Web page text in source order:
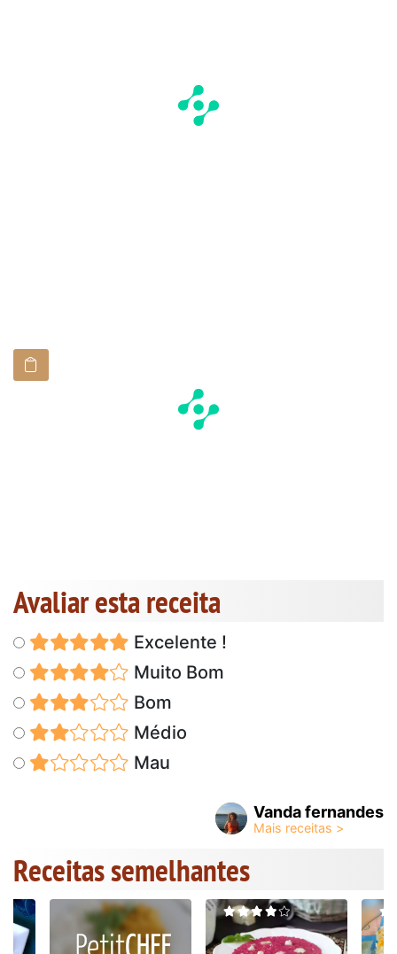
Avaliar esta receita
Excelente !
Muito Bom
Bom
Médio
Mau
Vanda fernandes
Receitas semelhantes